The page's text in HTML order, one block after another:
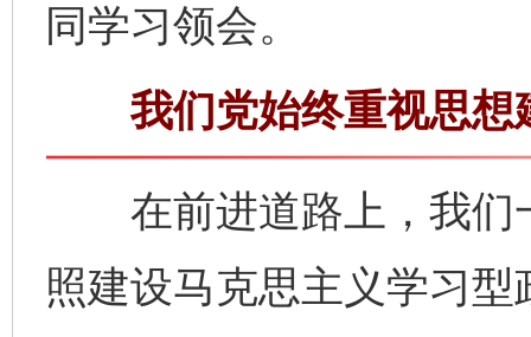
同学习领会。
我们党始终重视思想
在前进道路上，我们
照建设马克思主义学习